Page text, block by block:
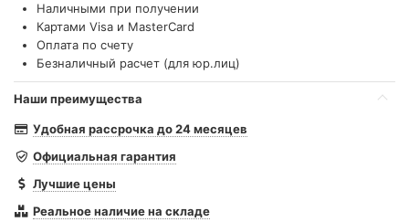
Наличными при получении
Картами Visa и MasterCard
Оплата по счету
Безналичный расчет (для юр.лиц)
Наши преимущества
Удобная рассрочка до 24 месяцев
Официальная гарантия
Лучшие цены
Реальное наличие на складе